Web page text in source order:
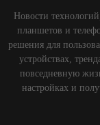
Новости
планшетов и
решения для
устройствах,
повседневную
настройках и